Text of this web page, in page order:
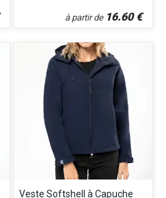
à partir de 16.60€
Veste Softshell à Capuche